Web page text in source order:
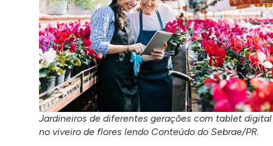
Jardineiros de diferentes gerações com tablet digital
no viveiro de flores lendo Conteúdo do Sebrae/PR.